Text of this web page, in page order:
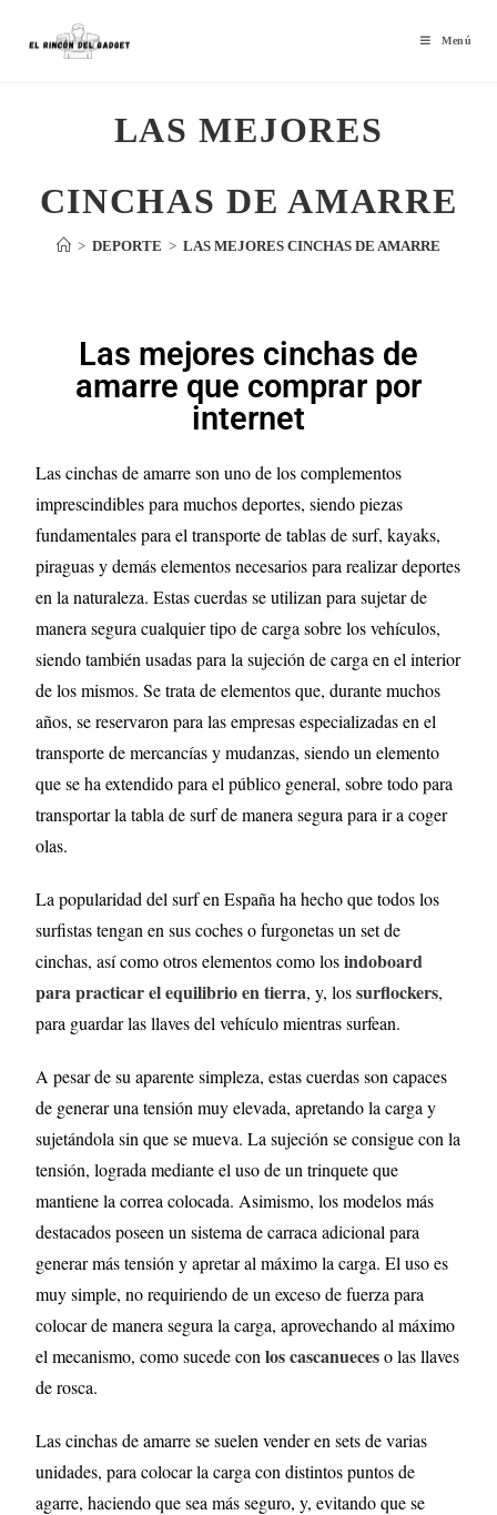
Menú
LAS MEJORES
CINCHAS DE AMARRE
> DEPORTE > LAS MEJORES CINCHAS DE AMARRE
Las mejores cinchas de
amarre que comprar por
internet
Las cinchas de amarre son uno de los complementos
imprescindibles para muchos deportes, siendo piezas
fundamentales para el transporte de tablas de surf, kayaks,
piraguas y demás elementos necesarios para realizar deportes
en la naturaleza. Estas cuerdas se utilizan para sujetar de
manera segura cualquier tipo de carga sobre los vehículos,
siendo también usadas para la sujeción de carga en el interior
de los mismos. Se trata de elementos que, durante muchos
años, se reservaron para las empresas especializadas en el
transporte de mercancías y mudanzas, siendo un elemento
que se ha extendido para el público general, sobre todo para
transportar la tabla de surf de manera segura para ir a coger
olas.
La popularidad del surf en España ha hecho que todos los
surfistas tengan en sus coches o furgonetas un set de
cinchas, así como otros elementos como losindoboard
para practicar el equilibrio en tierra, y, lossurflockers,
para guardar las llaves del vehículo mientras surfean.
A pesar de su aparente simpleza, estas cuerdas son capaces
de generar una tensión muy elevada, apretando la carga y
sujetándola sin que se mueva. La sujeción se consigue con la
tensión, lograda mediante el uso de un trinquete que
mantiene la correa colocada. Asimismo, los modelos más
destacados poseen un sistema de carraca adicional para
generar más tensión y apretar al máximo la carga. El uso es
muy simple, no requiriendo de un exceso de fuerza para
colocar de manera segura la carga, aprovechando al máximo
el mecanismo, como sucede conlos cascanueceso las llaves
de rosca.
Las cinchas de amarre se suelen vender en sets de varias
unidades, para colocar la carga con distintos puntos de
agarre, haciendo que sea más seguro, y, evitando que se